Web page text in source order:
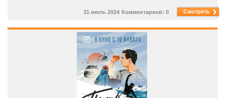
31 июль 2024 Комментариев: 0 Смотреть